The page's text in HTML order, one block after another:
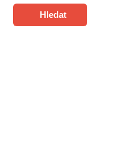
Hledat